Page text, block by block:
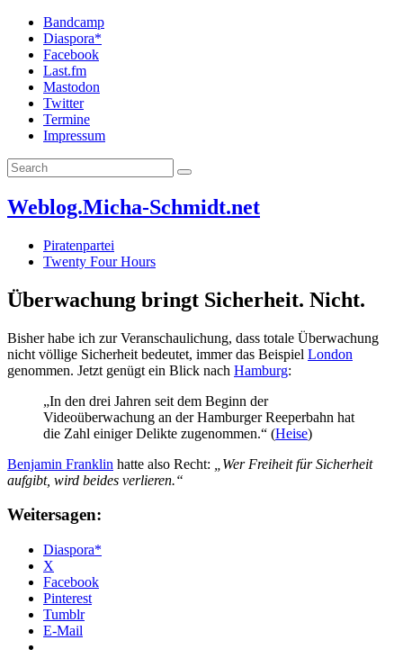
Bandcamp
Diaspora*
Facebook
Last.fm
Mastodon
Twitter
Termine
Impressum
Weblog.Micha-Schmidt.net
Piratenpartei
Twenty Four Hours
Überwachung bringt Sicherheit. Nicht.
Bisher habe ich zur Veranschaulichung, dass totale Überwachung
nicht völlige Sicherheit bedeutet, immer das Beispiel London
genommen. Jetzt genügt ein Blick nach Hamburg:
„In den drei Jahren seit dem Beginn der
Videoüberwachung an der Hamburger Reeperbahn hat
die Zahl einiger Delikte zugenommen.“ (Heise)
Benjamin Franklin hatte also Recht:
„Wer Freiheit für Sicherheit
aufgibt, wird beides verlieren.“
Weitersagen:
Diaspora*
X
Facebook
Pinterest
Tumblr
E-Mail